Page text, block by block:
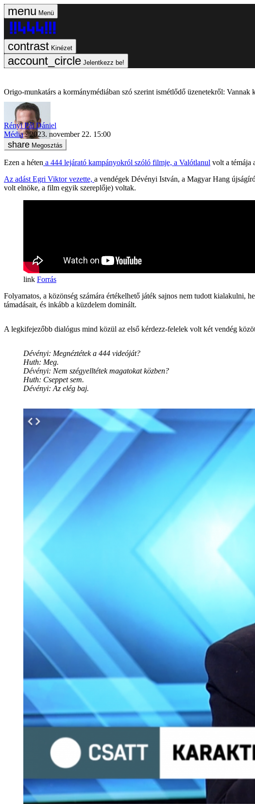
Menü
Kinézet
Jelentkezz be!
Origo-munkatárs a kormánymédiában szó szerint ismétlődő üzenetekről: Vannak
Rényi Pál Dániel
Média
2023. november 22. 15:00
Megosztás
Ezen a héten a 444 lejárató kampányokról szóló filmje, a Valótlanul volt a témája
Az adást Egri Viktor vezette, a vendégek Dévényi István, a Magyar Hang
volt elnöke, a film egyik szereplője) voltak.
Forrás
Folyamatos, a közönség számára értékelhető játék sajnos nem tudott kialakulni,
támadásait, és inkább a küzdelem dominált.
A legkifejezőbb dialógus mind közül az első kérdezz-felelek volt két vendég
Dévényi: Megnéztétek a 444 videóját?
Huth: Meg.
Dévényi: Nem szégyelltétek magatokat közben?
Huth: Cseppet sem.
Dévényi: Az elég baj.